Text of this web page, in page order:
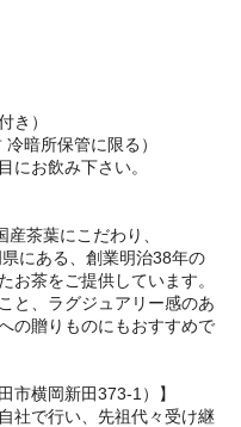
き）
暗所保管に限る）
お飲み下さい。
産茶葉にこだわり、
にある、創業明治38年の
お茶をご提供しています。
と、ラグジュアリー感のあ
の贈りものにもおすすめで
市横岡新田373-1）】
社で行い、先祖代々受け継